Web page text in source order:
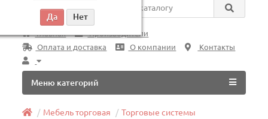
Везде
Главная
Производители
Оплата и доставка
О компании Контакты
Меню категорий
Мебель торговая
Торговые системы